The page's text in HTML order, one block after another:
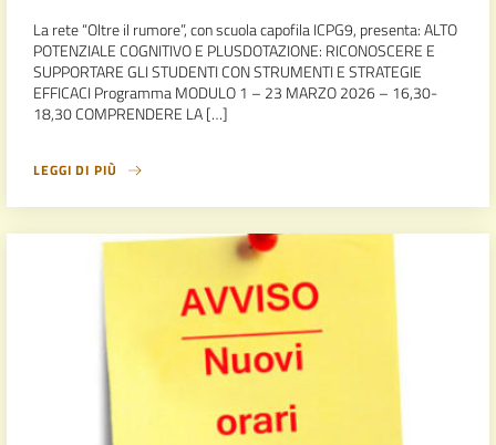
La rete “Oltre il rumore”, con scuola capofila ICPG9, presenta: ALTO
POTENZIALE COGNITIVO E PLUSDOTAZIONE: RICONOSCERE E
SUPPORTARE GLI STUDENTI CON STRUMENTI E STRATEGIE
EFFICACI Programma MODULO 1 – 23 MARZO 2026 – 16,30-
18,30 COMPRENDERE LA […]
LEGGI DI PIÙ